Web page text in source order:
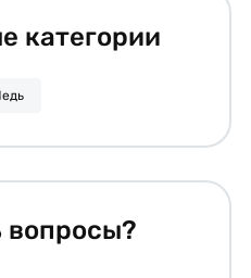
категории
вопросы?